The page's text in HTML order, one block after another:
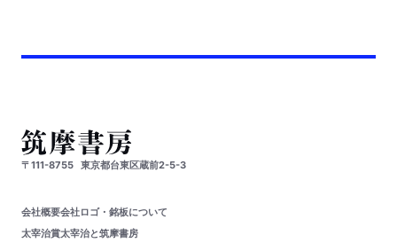
〒111-8755 東京都台東区蔵前2-5-3
会社概要会社ロゴ・銘板について
太宰治賞太宰治と筑摩書房